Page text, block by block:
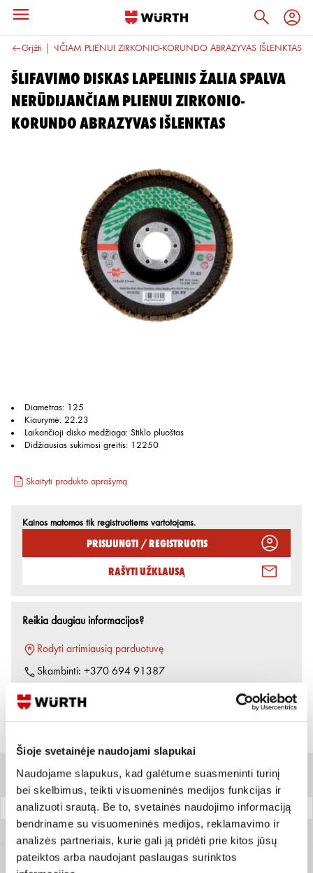
Šioje svetainėje naudojami slapukai
Naudojame slapukus, kad galėtume suasmeninti turinį
bei skelbimus, teikti visuomeninės medijos funkcijas ir
analizuoti srautą. Be to, svetainės naudojimo informaciją
bendriname su visuomeninės medijos, reklamavimo ir
analizės partneriais, kurie gali ją pridėti prie kitos jūsų
pateiktos arba naudojant paslaugas surinktos
Grįžti
NERŪDIJANČIAM PLIENUI ZIRKONIO-KORUNDO ABRAZYVAS IŠLENKTAS
ŠLIFAVIMO DISKAS LAPELINIS ŽALIA SPALVA
NERŪDIJANČIAM PLIENUI ZIRKONIO-
KORUNDO ABRAZYVAS IŠLENKTAS
Diametras: 125
Kiaurymė: 22.23
Laikančioji disko medžiaga: Stiklo pluoštas
Didžiausias sukimosi greitis: 12250
Skaityti produkto aprašymą
Kainos matomos tik registruotiems vartotojams.
Prisijungti / Registruotis
Rašyti užklausą
Reikia daugiau informacijos?
Rodyti artimiausią parduotuvę
Skambinti: +370 694 91387
Filtrai
Grūdėtumas Pakuotė